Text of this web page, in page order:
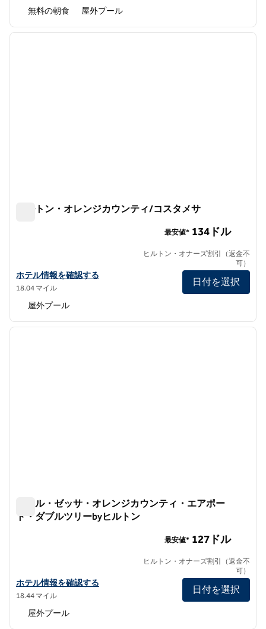
無料の朝食 屋外プール
1/12
次の
ヒルトン・オレンジカウンティ/コスタメサ
ヒルトン・オレンジカウンティ/コスタメサの詳細を表示
ホテル情報を確認する
18.04 マイル
最安値* 134ドル
ヒルトン・オナーズ割引（返金不
可）
日付を選択
屋外プール
1/12
次の
ホテル・ゼッサ・オレンジカウンティ・エアポー
ト・ダブルツリーbyヒルトン
ホテル・ゼッサ・オレンジカウンティ・エアポート・ダブルツリ
ホテル情報を確認する
18.44 マイル
最安値* 127ドル
ヒルトン・オナーズ割引（返金不
可）
日付を選択
屋外プール